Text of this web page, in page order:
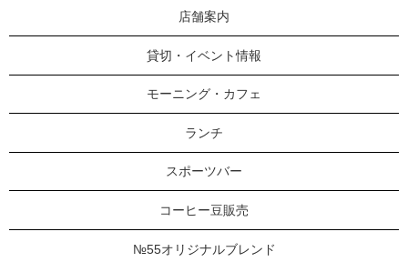
店舗案内
貸切・イベント情報
モーニング・カフェ
ランチ
スポーツバー
コーヒー豆販売
№55オリジナルブレンド